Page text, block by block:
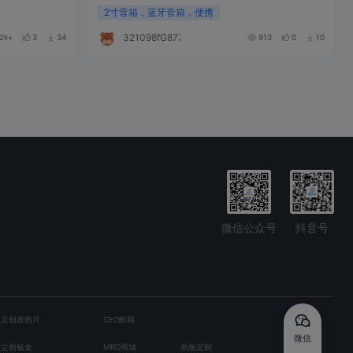
3 34
2寸音箱，蓝牙音箱，便携
321098fG877M 913 0 10
微信
微信公众号 抖音号
创发热片 CEO邮箱
创钣金 MRO商城 面板定制